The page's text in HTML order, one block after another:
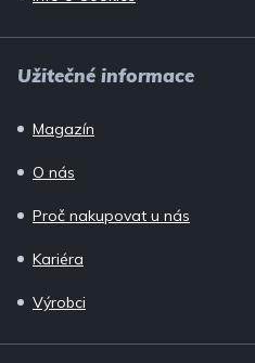
Užitečné informace
Magazín
O nás
Proč nakupovat u nás
Kariéra
Výrobci